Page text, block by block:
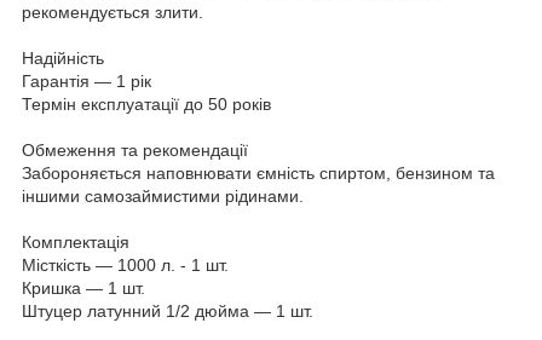
рекомендується злити.
Надійність
Гарантія — 1 рік
Термін експлуатації до 50 років
Обмеження та рекомендації
Забороняється наповнювати ємність спиртом, бензином та
іншими самозаймистими рідинами.
Комплектація
Місткість — 1000 л. - 1 шт.
Кришка — 1 шт.
Штуцер латунний 1/2 дюйма — 1 шт.